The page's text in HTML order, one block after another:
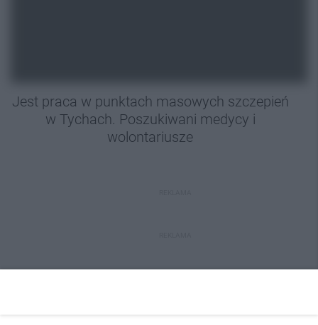
Jest praca w punktach masowych szczepień
w Tychach. Poszukiwani medycy i
wolontariusze